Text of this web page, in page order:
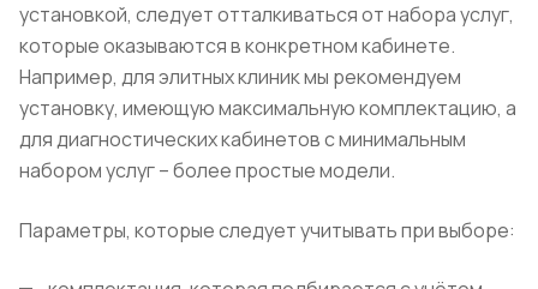
установкой, следует отталкиваться от набора услуг,
которые оказываются в конкретном кабинете.
Например, для элитных клиник мы рекомендуем
установку, имеющую максимальную комплектацию, а
для диагностических кабинетов с минимальным
набором услуг – более простые модели.
Параметры, которые следует учитывать при выборе: